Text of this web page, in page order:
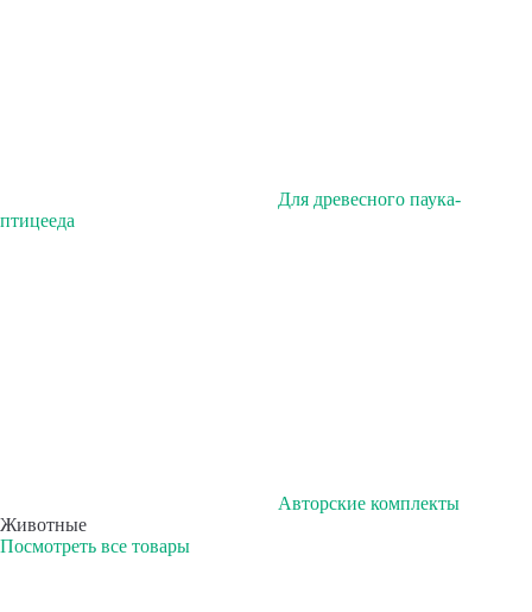
Для древесного паука-
птицееда
Авторские комплекты
Животные
Посмотреть все товары